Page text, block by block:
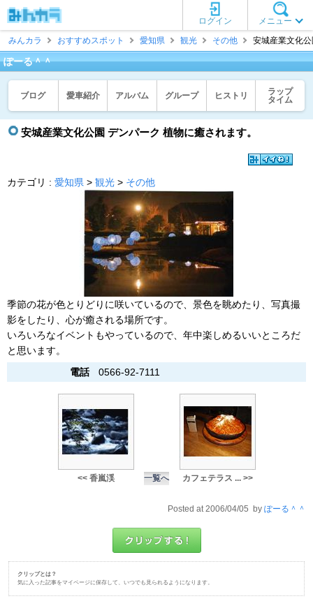
メニュー
ログイン
みんカラ
おすすめスポット 愛知県 観光 その他 安城産業文化
ぽーる＾＾
ブログ 愛車紹介 アルバム グループ ヒストリ
ラップ
タイム
安城産業文化公園 デンパーク 植物に癒されます。
カテゴリ : 愛知県 > 観光 > その他
季節の花が色とりどりに咲いているので、景色を眺めたり、写真撮
影をしたり、心が癒される場所です。
いろいろなイベントもやっているので、年中楽しめるいいところだ
と思います。
電話
0566-92-7111
<< 香嵐渓 一覧へ カフェテラス ... >>
Posted at 2006/04/05 by ぽーる＾＾
クリップとは？
気に入った記事をマイページに保存して、いつでも見られるようになります。